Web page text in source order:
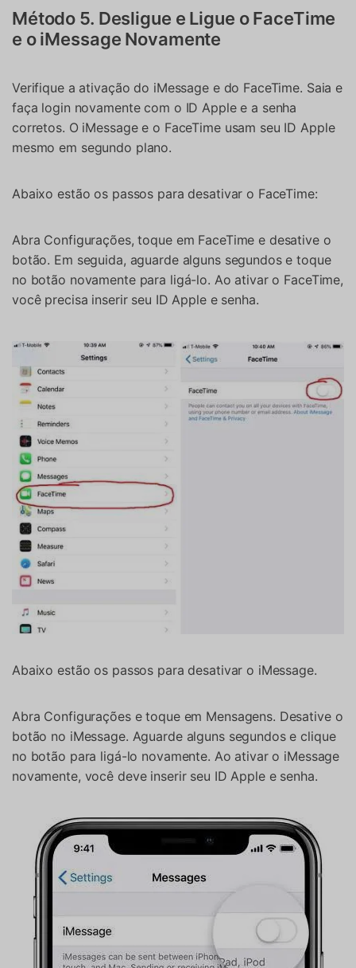
50M+ usuários, 17+ anos
Desbloqueie e repare seu celular
Abrir APP Teste Online
Método 5. Desligue e Ligue o FaceTime
e o iMessage Novamente
Verifique a ativação do iMessage e do FaceTime. Saia e
faça login novamente com o ID Apple e a senha
corretos. O iMessage e o FaceTime usam seu ID Apple
mesmo em segundo plano.
Abaixo estão os passos para desativar o FaceTime:
Abra Configurações, toque em FaceTime e desative o
botão. Em seguida, aguarde alguns segundos e toque
no botão novamente para ligá-lo. Ao ativar o FaceTime,
você precisa inserir seu ID Apple e senha.
Abaixo estão os passos para desativar o iMessage.
Abra Configurações e toque em Mensagens. Desative o
botão no iMessage. Aguarde alguns segundos e clique
no botão para ligá-lo novamente. Ao ativar o iMessage
novamente, você deve inserir seu ID Apple e senha.